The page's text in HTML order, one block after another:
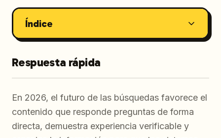
Índice
Respuesta rápida
En 2026, el futuro de las búsquedas favorece el
contenido que responde preguntas de forma
directa, demuestra experiencia verificable y